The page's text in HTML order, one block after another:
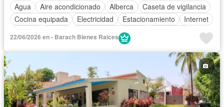
Agua
Aire acondicionado Alberca
Caseta de vigilancia
Cocina equipada
Electricidad Estacionamiento
Internet
Recámara con closet
Wifi
22/06/2026 en - Barach Bienes Raices